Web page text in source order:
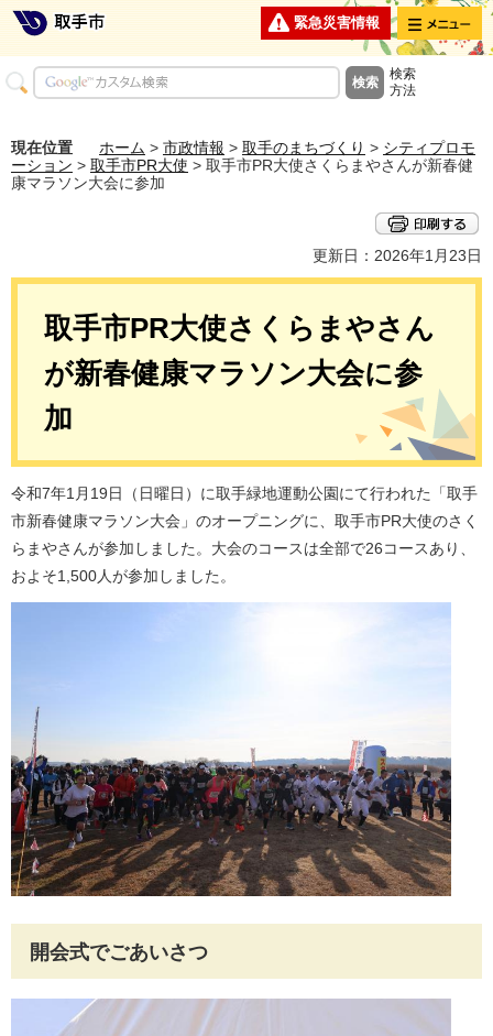
緊急災害情報 メニュー
検索
方法
現在位置 ホーム > 市政情報 > 取手のまちづくり > シティプロモ
ーション > 取手市PR大使 > 取手市PR大使さくらまやさんが新春健
康マラソン大会に参加
更新日：2026年1月23日
取手市PR大使さくらまやさん
が新春健康マラソン大会に参
加
令和7年1月19日（日曜日）に取手緑地運動公園にて行われた「取手
市新春健康マラソン大会」のオープニングに、取手市PR大使のさく
らまやさんが参加しました。大会のコースは全部で26コースあり、
およそ1,500人が参加しました。
開会式でごあいさつ